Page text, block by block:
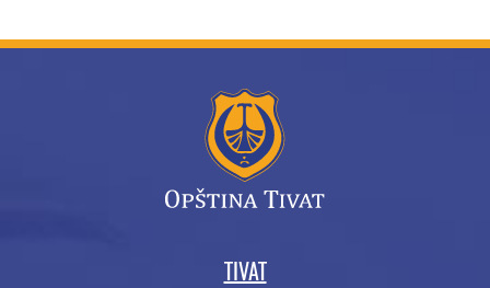
TIVAT